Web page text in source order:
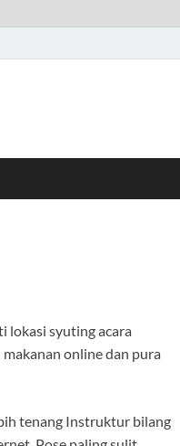
lokasi syuting acara
makanan online dan pura
tenang Instruktur bilang